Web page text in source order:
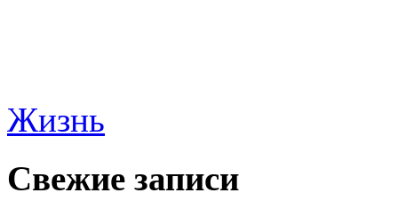
Жизнь
Свежие записи